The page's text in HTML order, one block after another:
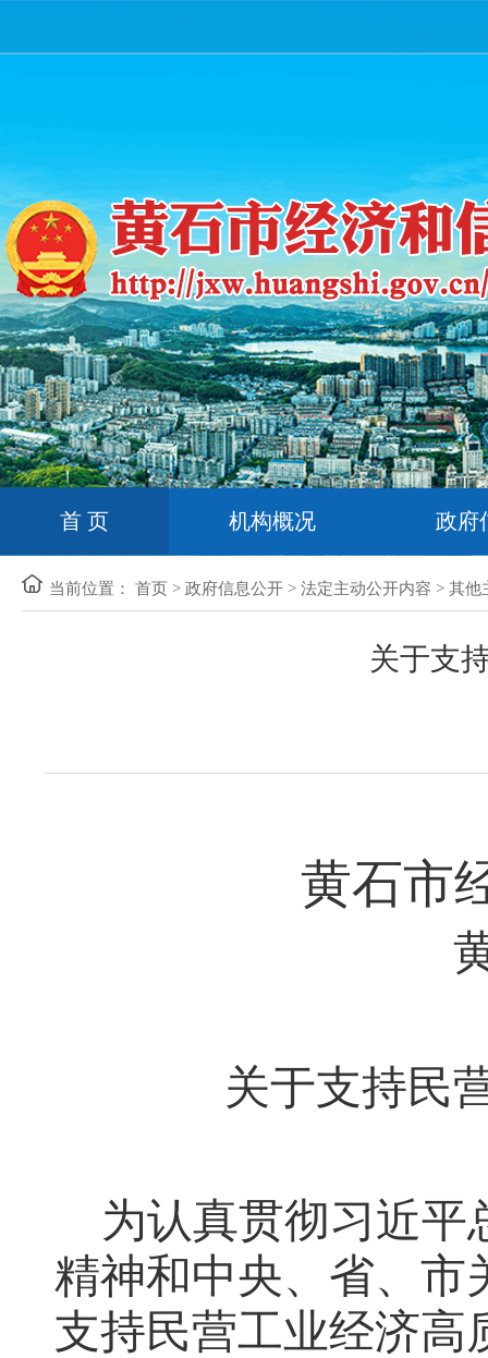
首 页 机构概况 政府
当前位置： 首页 > 政府信息公开 > 法定主动公开内容 > 其他
关于支
黄石市
关于支持民
为认真贯彻习近平
精神和中央、省、市
支持民营工业经济高